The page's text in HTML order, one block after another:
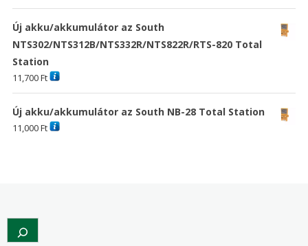
Új akku/akkumulátor az South
NTS302/NTS312B/NTS332R/NTS822R/RTS-820 Total
Station
11,700Ft
Új akku/akkumulátor az South NB-28 Total Station
11,000Ft
Search